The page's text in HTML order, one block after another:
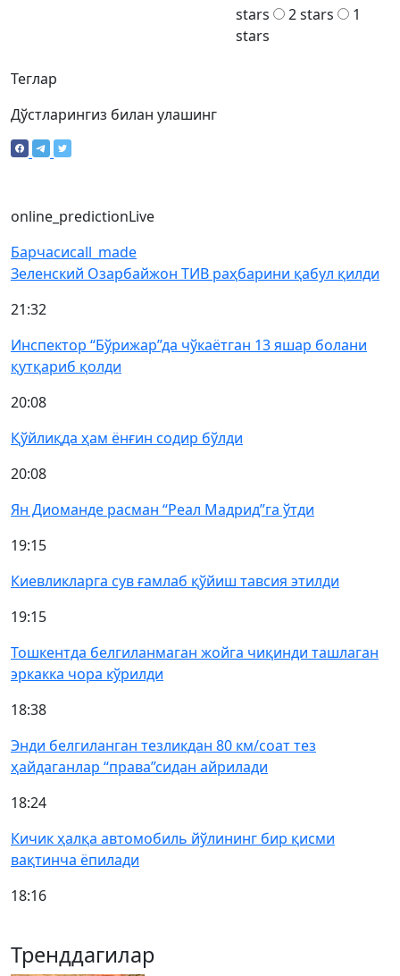
Теглар
stars
2 stars
1
stars
Дўстларингиз билан улашинг
online_predictionLive
Барчасиcall_made
Зеленский Озарбайжон ТИВ раҳбарини қабул қилди
21:32
Инспектор “Бўрижар”да чўкаётган 13 яшар болани
қутқариб қолди
20:08
Қўйлиқда ҳам ёнғин содир бўлди
20:08
Ян Диоманде расман “Реал Мадрид”га ўтди
19:15
Киевликларга сув ғамлаб қўйиш тавсия этилди
19:15
Тошкентда белгиланмаган жойга чиқинди ташлаган
эркакка чора кўрилди
18:38
Энди белгиланган тезликдан 80 км/соат тез
ҳайдаганлар “права”сидан айрилади
18:24
Кичик ҳалқа автомобиль йўлининг бир қисми
вақтинча ёпилади
18:16
Тренддагилар